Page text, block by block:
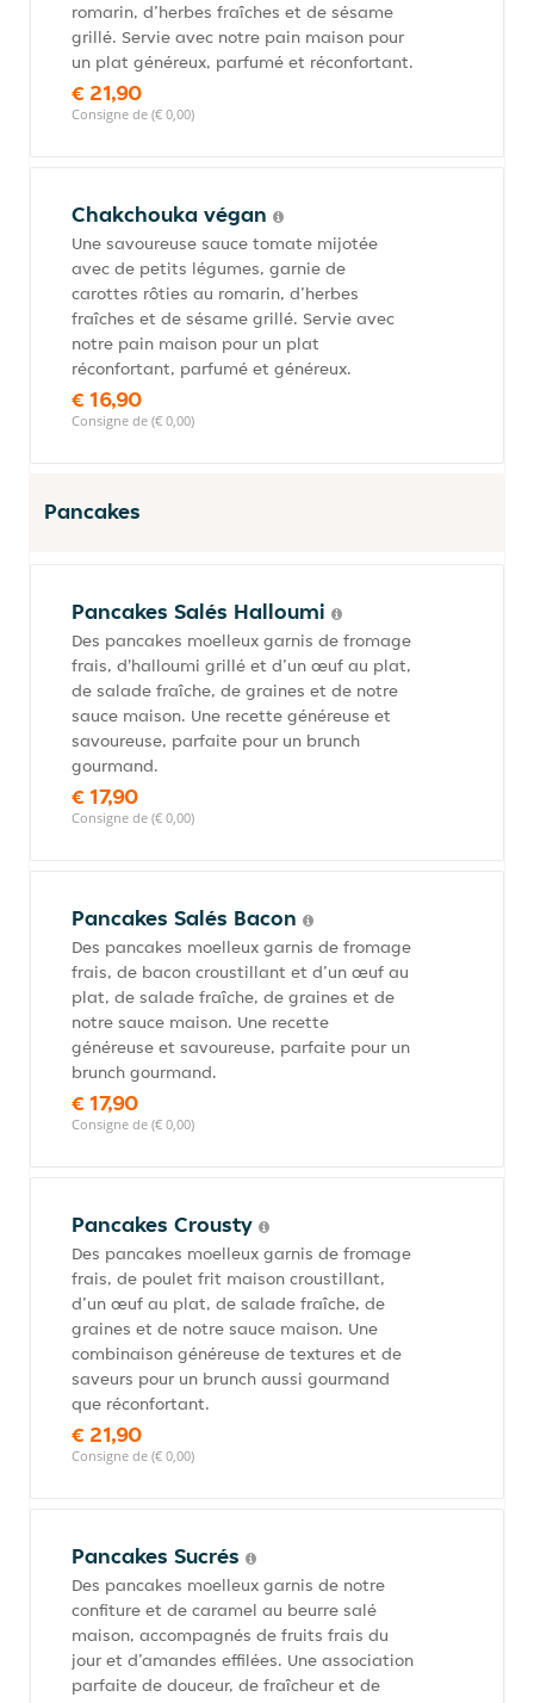
romarin, d’herbes fraîches et de sésame
grillé. Servie avec notre pain maison pour
un plat généreux, parfumé et réconfortant.
€ 21,90
Consigne de (€ 0,00)
Chakchouka végan
Une savoureuse sauce tomate mijotée
avec de petits légumes, garnie de
carottes rôties au romarin, d’herbes
fraîches et de sésame grillé. Servie avec
notre pain maison pour un plat
réconfortant, parfumé et généreux.
€ 16,90
Consigne de (€ 0,00)
Pancakes
Pancakes Salés Halloumi
Des pancakes moelleux garnis de fromage
frais, d'halloumi grillé et d’un œuf au plat,
de salade fraîche, de graines et de notre
sauce maison. Une recette généreuse et
savoureuse, parfaite pour un brunch
gourmand.
€ 17,90
Consigne de (€ 0,00)
Pancakes Salés Bacon
Des pancakes moelleux garnis de fromage
frais, de bacon croustillant et d’un œuf au
plat, de salade fraîche, de graines et de
notre sauce maison. Une recette
généreuse et savoureuse, parfaite pour un
brunch gourmand.
€ 17,90
Consigne de (€ 0,00)
Pancakes Crousty
Des pancakes moelleux garnis de fromage
frais, de poulet frit maison croustillant,
d’un œuf au plat, de salade fraîche, de
graines et de notre sauce maison. Une
combinaison généreuse de textures et de
saveurs pour un brunch aussi gourmand
que réconfortant.
€ 21,90
Consigne de (€ 0,00)
Pancakes Sucrés
Des pancakes moelleux garnis de notre
confiture et de caramel au beurre salé
maison, accompagnés de fruits frais du
jour et d’amandes effilées. Une association
parfaite de douceur, de fraîcheur et de